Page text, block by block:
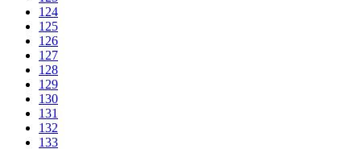
124
125
126
127
128
129
130
131
132
133